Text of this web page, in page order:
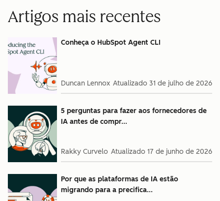
Artigos mais recentes
Conheça o HubSpot Agent CLI
Duncan Lennox Atualizado 31 de julho de 2026
5 perguntas para fazer aos fornecedores de
IA antes de compr...
Rakky Curvelo Atualizado 17 de junho de 2026
Por que as plataformas de IA estão
migrando para a precifica...